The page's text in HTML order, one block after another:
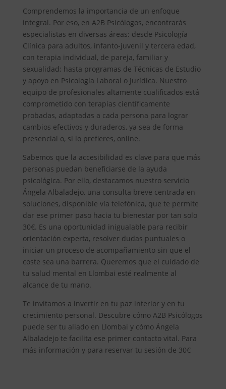
Comprendemos la importancia de un enfoque
integral. Por eso, en A2B Psicólogos, encontrarás
especialistas en diversas áreas: desde Psicología
Clínica para adultos, infanto-juvenil y tercera edad,
con terapia individual, de pareja, familiar y
sexualidad; hasta programas de Técnicas de Estudio
y apoyo en Psicología Laboral o Jurídica. Nuestro
equipo de profesionales altamente cualificados está
comprometido con terapias científicamente
probadas, adaptadas a cada persona para lograr
cambios efectivos y duraderos, ya sea de forma
presencial o, si lo prefieres, online.
Sabemos que la accesibilidad es clave para que más
personas puedan beneficiarse de la ayuda
psicológica. Por ello, destacamos nuestro servicio
Ángela Albaladejo, una consulta breve centrada en
soluciones, disponible vía telefónica, que te permite
dar ese primer paso hacia tu bienestar por tan solo
30€. Es una oportunidad inigualable para recibir
orientación experta, resolver dudas puntuales o
iniciar un proceso de acompañamiento sin que el
coste sea una barrera. Queremos que el cuidado de
tu salud mental en Llombai esté realmente al
alcance de tu mano.
Te invitamos a invertir en tu paz interior y en tu
crecimiento personal. Descubre cómo A2B Psicólogos
puede ser tu aliado en Llombai y cómo Ángela
Albaladejo te facilita ese primer contacto vital. Para
más información y para reservar tu sesión de 30€